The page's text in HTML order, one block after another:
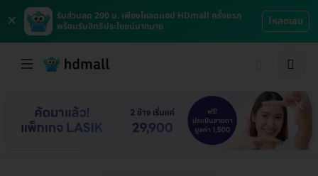
×
รับส่วนลด 200 บ. เพียงโหลดแอป HDmall ครั้งแรก
พร้อมรับสิทธิประโยชน์มากมาย
โหลดเลย